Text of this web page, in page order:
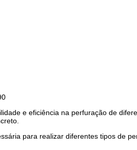
e eficiência na perfuração de
para realizar diferentes tipos de